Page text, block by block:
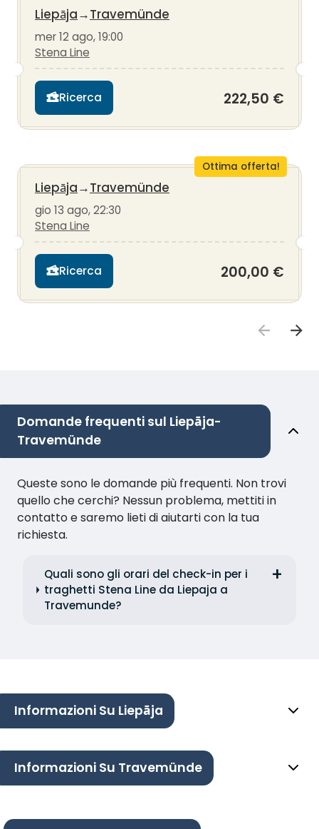
Liepāja→Travemünde
mer 12 ago, 19:00
Stena Line
Ricerca 222,50 €
Ottima offerta!
Liepāja→Travemünde
gio 13 ago, 22:30
Stena Line
Ricerca 200,00 €
Domande frequenti sul Liepāja-
Travemünde
Queste sono le domande più frequenti. Non trovi
quello che cerchi? Nessun problema, mettiti in
contatto e saremo lieti di aiutarti con la tua
richiesta.
Quali sono gli orari del check-in per i
traghetti Stena Line da Liepaja a
Travemunde?
Informazioni Su Liepāja
Informazioni Su Travemünde